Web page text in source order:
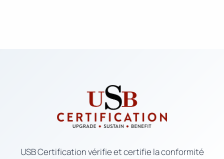
USB Certification vérifie et certifie la conformité